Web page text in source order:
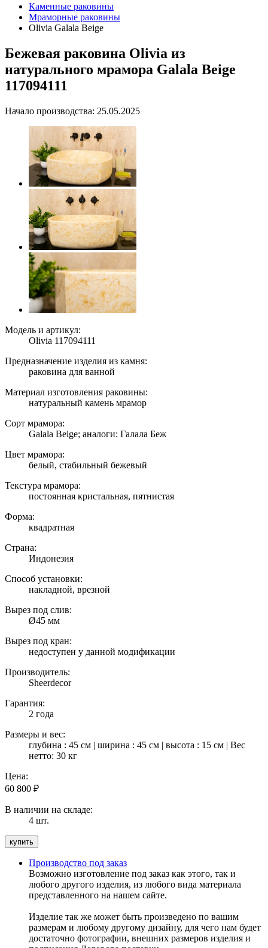
Каменные раковины
Мраморные раковины
Olivia Galala Beige
Бежевая раковина Olivia из
натурального мрамора Galala Beige
117094111
Начало производства: 25.05.2025
Модель и артикул:
Olivia 117094111
Предназначение изделия из камня:
раковина для ванной
Материал изготовления раковины:
натуральный камень мрамор
Сорт мрамора:
Galala Beige; аналоги: Галала Беж
Цвет мрамора:
белый, стабильный бежевый
Текстура мрамора:
постоянная кристальная, пятнистая
Форма:
квадратная
Страна:
Индонезия
Способ установки:
накладной, врезной
Вырез под слив:
Ø45 мм
Вырез под кран:
недоступен у данной модификации
Производитель:
Sheerdecor
Гарантия:
2 года
Размеры и вес:
глубина : 45 см | ширина : 45 см | высота : 15 см | Вес
нетто: 30 кг
Цена:
60 800 ₽
В наличии на складе:
4 шт.
Производство под заказ
Возможно изготовление под заказ как этого, так и
любого другого изделия, из любого вида материала
представленного на нашем сайте.
Изделие так же может быть произведено по вашим
размерам и любому другому дизайну, для чего нам будет
достаточно фотографии, внешних размеров изделия и